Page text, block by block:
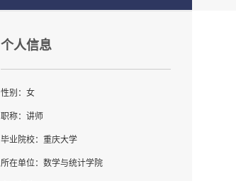
个人信息
性别：女
职称：讲师
毕业院校：重庆大学
所在单位：数学与统计学院